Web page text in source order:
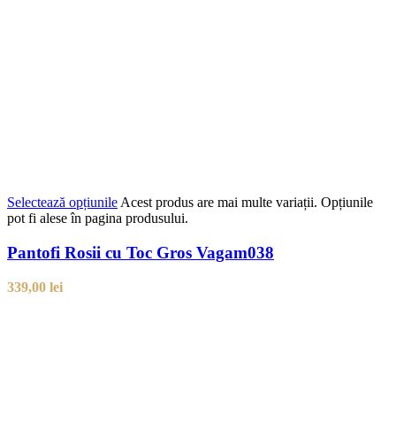
Selectează opțiunile Acest produs are mai multe variații. Opțiunile
pot fi alese în pagina produsului.
Pantofi Rosii cu Toc Gros Vagam038
339,00 lei